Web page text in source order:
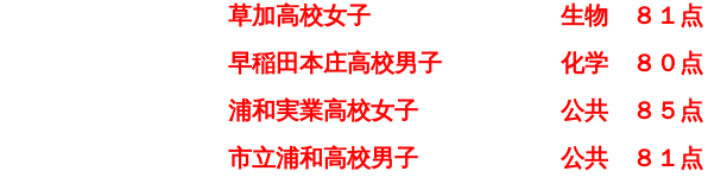
草加高校女子 生物 ８１
早稲田本庄高校男子 化学 ８０
浦和実業高校女子 公共 ８５
市立浦和高校男子 公共 ８１